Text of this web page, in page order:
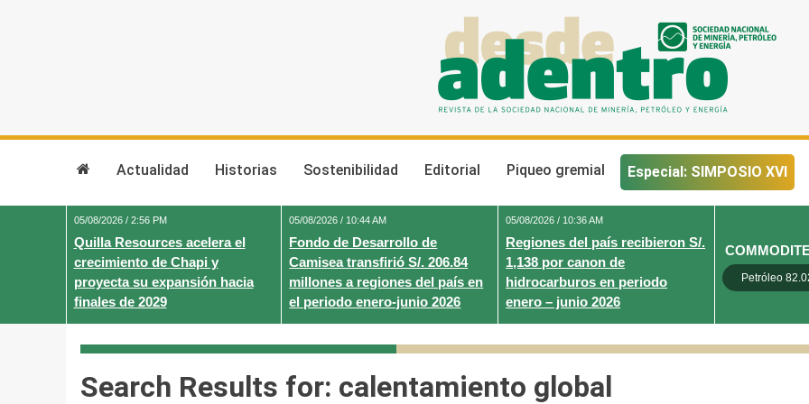
Actualidad Historias Sostenibilidad Editorial Piqueo gremial Especial: SIMPOSIO XVI
05/08/2026 / 2:56 PM
Quilla Resources acelera el
crecimiento de Chapi y
proyecta su expansión hacia
finales de 2029
05/08/2026 / 10:44 AM
Fondo de Desarrollo de
Camisea transfirió S/. 206.84
millones a regiones del país en
el periodo enero-junio 2026
05/08/2026 / 10:36 AM
Regiones del país recibieron S/.
1,138 por canon de
hidrocarburos en periodo
enero – junio 2026
Petróleo
Search Results for: calentamiento global